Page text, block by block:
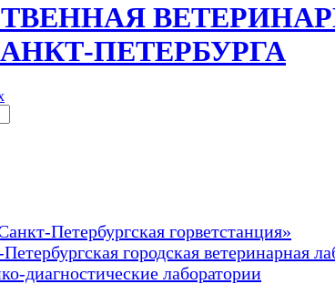
ПЕТЕРБУРГА
Петербургская горветстанция»
городская ветеринарная
диагностические лаборатории